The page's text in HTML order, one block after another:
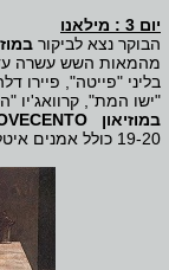
יום 3 : מילאנו
הבוקר נצא לביקור
מהמאות השש עשרה עד
בליני "פייטה", פיירו
"ישו המת", קרוואג'יו
במוזיאון
19-20 כולל אמנים איטלקים